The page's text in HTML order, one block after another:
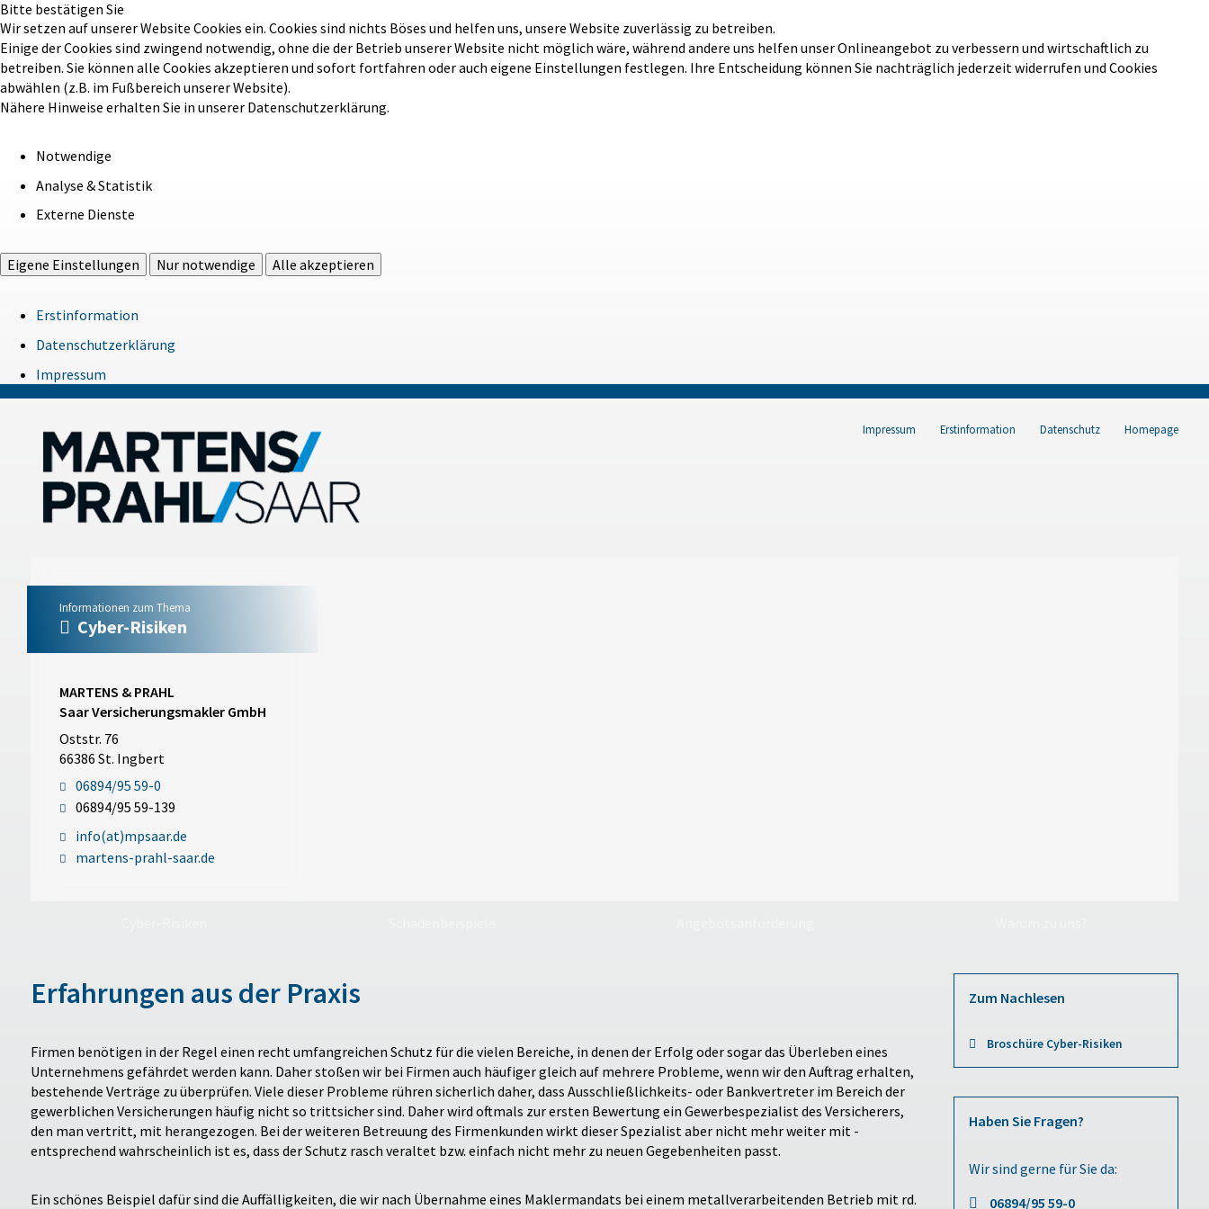
Bitte bestätigen Sie
Wir setzen auf unserer Website Cookies ein. Cookies sind nichts Böses und helfen uns, unsere Website zuverlässig zu betreiben.
Einige der Cookies sind zwingend notwendig, ohne die der Betrieb unserer Website nicht möglich wäre, während andere uns helfen unser Onlineangebot zu verbessern und wirtschaftlich zu
betreiben. Sie können alle Cookies akzeptieren und sofort fortfahren oder auch eigene Einstellungen festlegen. Ihre Entscheidung können Sie nachträglich jederzeit widerrufen und Cookies
abwählen (z.B. im Fußbereich unserer Website).
Nähere Hinweise erhalten Sie in unserer Datenschutzerklärung.
Notwendige
Analyse & Statistik
Externe Dienste
Eigene Einstellungen Nur notwendige Alle akzeptieren
Erstinformation
Datenschutzerklärung
Impressum
Impressum Erstinformation Datenschutz Homepage
Informationen zum Thema
Cyber-Risiken
MARTENS & PRAHL
Saar Versicherungsmakler GmbH
Oststr. 76
66386 St. Ingbert
06894/95 59-0
06894/95 59-139
info(at)mpsaar.de
martens-prahl-saar.de
Erfahrungen aus der Praxis
Firmen benötigen in der Regel einen recht umfangreichen Schutz für die vielen Bereiche, in denen der Erfolg oder sogar das Überleben eines
Unternehmens gefährdet werden kann. Daher stoßen wir bei Firmen auch häufiger gleich auf mehrere Probleme, wenn wir den Auftrag erhalten,
bestehende Verträge zu überprüfen. Viele dieser Probleme rühren sicherlich daher, dass Ausschließlichkeits- oder Bankvertreter im Bereich der
gewerblichen Versicherungen häufig nicht so trittsicher sind. Daher wird oftmals zur ersten Bewertung ein Gewerbespezialist des Versicherers,
den man vertritt, mit herangezogen. Bei der weiteren Betreuung des Firmenkunden wirkt dieser Spezialist aber nicht mehr weiter mit -
entsprechend wahrscheinlich ist es, dass der Schutz rasch veraltet bzw. einfach nicht mehr zu neuen Gegebenheiten passt.
Ein schönes Beispiel dafür sind die Auffälligkeiten, die wir nach Übernahme eines Maklermandats bei einem metallverarbeitenden Betrieb mit rd.
Zum Nachlesen
Broschüre Cyber-Risiken
Haben Sie Fragen?
Wir sind gerne für Sie da:
06894/95 59-0